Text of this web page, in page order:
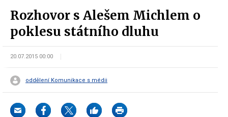
Rozhovor s Alešem Michlem o
poklesu státního dluhu
20.07.2015 00:00
oddělení Komunikace s médii